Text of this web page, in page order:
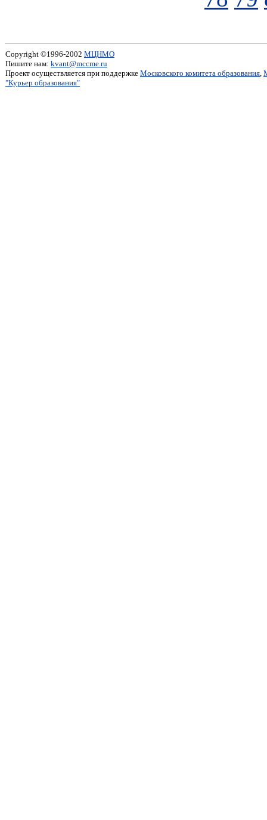
Copyright ©1996-2002 МЦНМО
Пишите нам: kvant@mccme.ru
Проект осуществляется при поддержке Московского комитета образования,
"Курьер образования"